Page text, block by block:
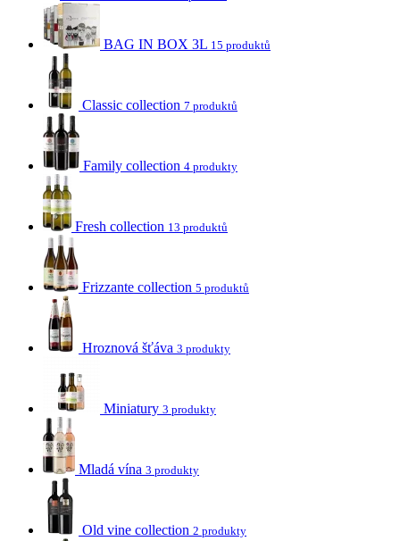
BAG IN BOX 3L 15 produktů
Classic collection 7 produktů
Family collection 4 produkty
Fresh collection 13 produktů
Frizzante collection 5 produktů
Hroznová šťáva 3 produkty
Miniatury 3 produkty
Mladá vína 3 produkty
Old vine collection 2 produkty